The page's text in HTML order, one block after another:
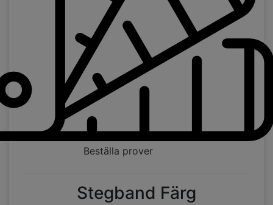
Beställa prover
Stegband Färg